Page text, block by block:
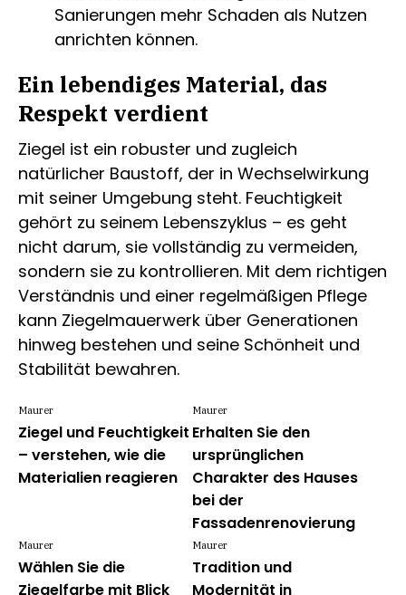
Sanierungen mehr Schaden als Nutzen
anrichten können.
Ein lebendiges Material, das
Respekt verdient
Ziegel ist ein robuster und zugleich
natürlicher Baustoff, der in Wechselwirkung
mit seiner Umgebung steht. Feuchtigkeit
gehört zu seinem Lebenszyklus – es geht
nicht darum, sie vollständig zu vermeiden,
sondern sie zu kontrollieren. Mit dem richtigen
Verständnis und einer regelmäßigen Pflege
kann Ziegelmauerwerk über Generationen
hinweg bestehen und seine Schönheit und
Stabilität bewahren.
Ziegel und Feuchtigkeit
– verstehen, wie die
Materialien reagieren
Maurer
Erhalten Sie den
ursprünglichen
Charakter des Hauses
bei der
Fassadenrenovierung
Maurer
Wählen Sie die
Ziegelfarbe mit Blick
Maurer
Tradition und
Modernität in
Maurer